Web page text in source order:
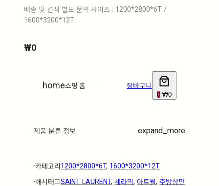
배송 및 견적 별도 문의 사이즈 : 1200*2800*6T /
1600*3200*12T
₩0
home쇼핑 홈 | 장바구니
0 ₩0
제품 분류 정보 expand_more
·ㅤ카테고리ㅤ 1200*2800*6T, 1600*3200*12T
·ㅤ해시태그ㅤSAINT LAURENT, 세라믹, 아트월, 주방상판